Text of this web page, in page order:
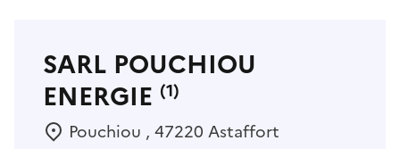
SARL POUCHIOU
ENERGIE (1)
Pouchiou , 47220 Astaffort